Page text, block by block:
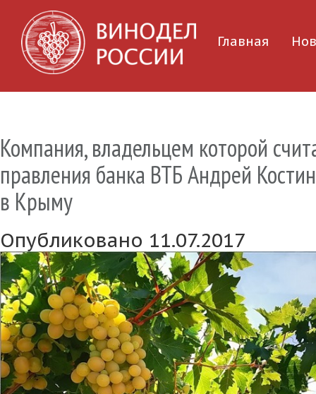
Главная
Компания, владельцем которой
правления банка ВТБ Андрей
в Крыму
Опубликовано 11.07.2017